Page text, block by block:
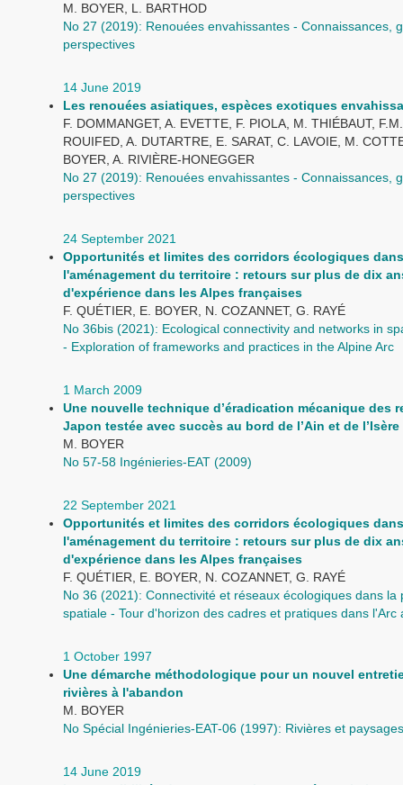
M. BOYER, L. BARTHOD
No 27 (2019): Renouées envahissantes - Connaissances,
perspectives
14 June 2019
Les renouées asiatiques, espèces exotiques
F. DOMMANGET, A. EVETTE, F. PIOLA, M. THIÉBAUT,
ROUIFED, A. DUTARTRE, E. SARAT, C. LAVOIE, M.
BOYER, A. RIVIÈRE-HONEGGER
No 27 (2019): Renouées envahissantes - Connaissances,
perspectives
24 September 2021
Opportunités et limites des corridors écologiques dans
l'aménagement du territoire : retours sur plus de dix
d'expérience dans les Alpes françaises
F. QUÉTIER, E. BOYER, N. COZANNET, G. RAYÉ
No 36bis (2021): Ecological connectivity and networks in
- Exploration of frameworks and practices in the Alpine Arc
1 March 2009
Une nouvelle technique d’éradication mécanique des
Japon testée avec succès au bord de l’Ain et de l’Isère
M. BOYER
No 57-58 Ingénieries-EAT (2009)
22 September 2021
Opportunités et limites des corridors écologiques dans
l'aménagement du territoire : retours sur plus de dix
d'expérience dans les Alpes françaises
F. QUÉTIER, E. BOYER, N. COZANNET, G. RAYÉ
No 36 (2021): Connectivité et réseaux écologiques dans la
spatiale - Tour d'horizon des cadres et pratiques dans l'Arc
1 October 1997
Une démarche méthodologique pour un nouvel
rivières à l'abandon
M. BOYER
No Spécial Ingénieries-EAT-06 (1997): Rivières et paysages
14 June 2019